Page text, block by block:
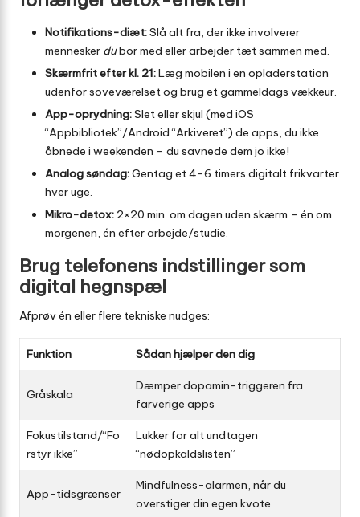
Notifikations-diæt:Slå alt fra, der ikke involverer
mennesker dubor med eller arbejder tæt sammen med.
Skærmfrit efter kl. 21:Læg mobilen i en opladerstation
udenfor soveværelset og brug et gammeldags vækkeur.
App-oprydning:Slet eller skjul (med iOS
“Appbibliotek”/Android “Arkiveret”) de apps, du ikke
åbnede i weekenden – du savnede dem jo ikke!
Analog søndag:Gentag et 4-6 timers digitalt frikvarter
hver uge.
Mikro-detox: 2×20 min. om dagen uden skærm – én om
morgenen, én efter arbejde/studie.
Brug telefonens indstillinger som
digital hegnspæl
Afprøv én eller flere tekniske nudges:
Funktion Sådan hjælper den dig
Gråskala
Dæmper dopamin-triggeren fra
farverige apps
Fokustilstand/“Fo
rstyr ikke”
Lukker for alt undtagen
“nødopkaldslisten”
App-tidsgrænser
Mindfulness-alarmen, når du
overstiger din egen kvote